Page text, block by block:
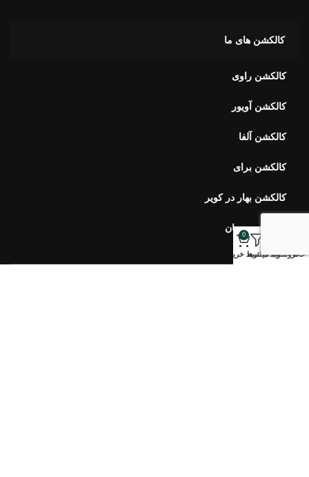
کالکشن های ما
کالکشن راوی
کالکشن آویور
کالکشن آلفا
کالکشن برای
کالکشن بهار در کویر
کالکشن مرجان
خانهفروشگاهوبلاگفیلترها
0
سبد خرید